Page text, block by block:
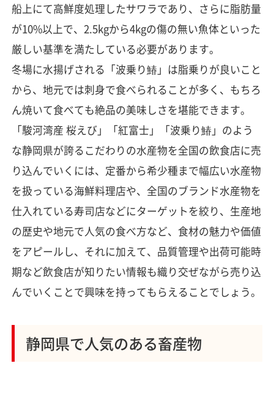
船上にて高鮮度処理したサワラであり、さらに脂肪量
が10%以上で、2.5kgから4kgの傷の無い魚体といった
厳しい基準を満たしている必要があります。
冬場に水揚げされる「波乗り鰆」は脂乗りが良いこと
から、地元では刺身で食べられることが多く、もちろ
ん焼いて食べても絶品の美味しさを堪能できます。
「駿河湾産 桜えび」「紅富士」「波乗り鰆」のよう
な静岡県が誇るこだわりの水産物を全国の飲食店に売
り込んでいくには、定番から希少種まで幅広い水産物
を扱っている海鮮料理店や、全国のブランド水産物を
仕入れている寿司店などにターゲットを絞り、生産地
の歴史や地元で人気の食べ方など、食材の魅力や価値
をアピールし、それに加えて、品質管理や出荷可能時
期など飲食店が知りたい情報も織り交ぜながら売り込
んでいくことで興味を持ってもらえることでしょう。
静岡県で人気のある畜産物